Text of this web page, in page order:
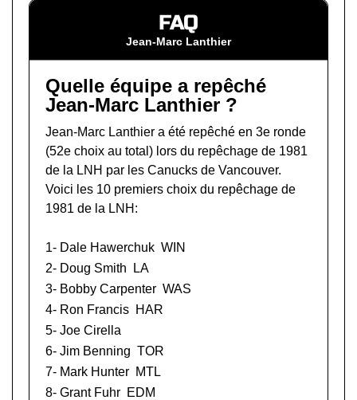
FAQ
Jean-Marc Lanthier
Quelle équipe a repêché
Jean-Marc Lanthier ?
Jean-Marc Lanthier a été repêché en 3e ronde
(52e choix au total) lors du repêchage de 1981
de la LNH par les Canucks de Vancouver.
Voici les 10 premiers choix du repêchage de
1981 de la LNH:
1- Dale Hawerchuk WIN
2- Doug Smith
LA
3- Bobby Carpenter WAS
4- Ron Francis HAR
5- Joe Cirella
6- Jim Benning TOR
7- Mark Hunter MTL
8- Grant Fuhr EDM